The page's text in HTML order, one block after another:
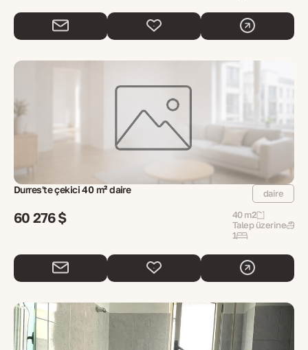
Durres'te çekici 40 m² daire daire
60 276 $
40 m2
Talep üzerine
1